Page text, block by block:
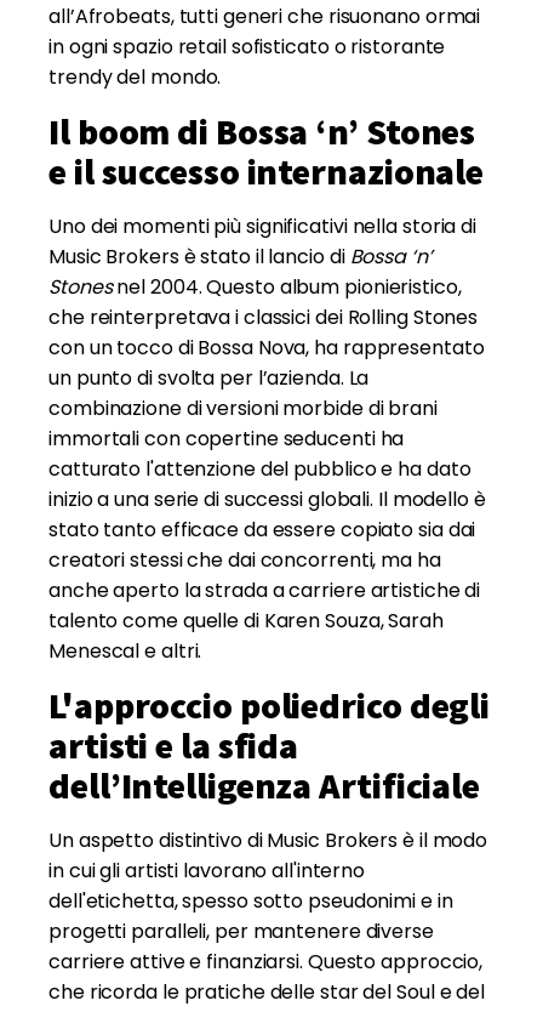
all’Afrobeats, tutti generi che risuonano ormai
in ogni spazio retail sofisticato o ristorante
trendy del mondo.
Il boom di Bossa ‘n’ Stones
e il successo internazionale
Uno dei momenti più significativi nella storia di
Music Brokers è stato il lancio di Bossa ‘n’
Stonesnel 2004. Questo album pionieristico,
che reinterpretava i classici dei Rolling Stones
con un tocco di Bossa Nova, ha rappresentato
un punto di svolta per l’azienda. La
combinazione di versioni morbide di brani
immortali con copertine seducenti ha
catturato l'attenzione del pubblico e ha dato
inizio a una serie di successi globali. Il modello è
stato tanto efficace da essere copiato sia dai
creatori stessi che dai concorrenti, ma ha
anche aperto la strada a carriere artistiche di
talento come quelle di Karen Souza, Sarah
Menescal e altri.
L'approccio poliedrico degli
artisti e la sfida
dell’Intelligenza Artificiale
Un aspetto distintivo di Music Brokers è il modo
in cui gli artisti lavorano all'interno
dell'etichetta, spesso sotto pseudonimi e in
progetti paralleli, per mantenere diverse
carriere attive e finanziarsi. Questo approccio,
che ricorda le pratiche delle star del Soul e del